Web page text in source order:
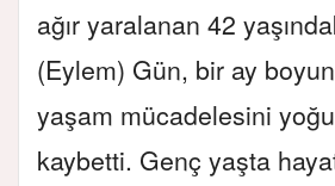
ağır yaralanan 42
(Eylem) Gün, bir ay
yaşam mücadelesini
kaybetti. Genç yaşta